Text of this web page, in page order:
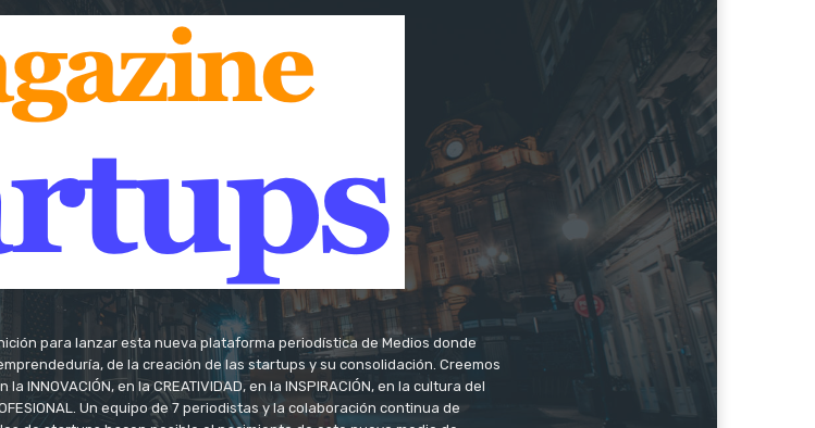
para lanzar esta nueva plataforma periodística de Medios donde
de la creación de las startups y su consolidación. Creemos
la INNOVACIÓN, en la CREATIVIDAD, en la INSPIRACIÓN, en la cultura del
Un equipo de 7 periodistas y la colaboración continua de